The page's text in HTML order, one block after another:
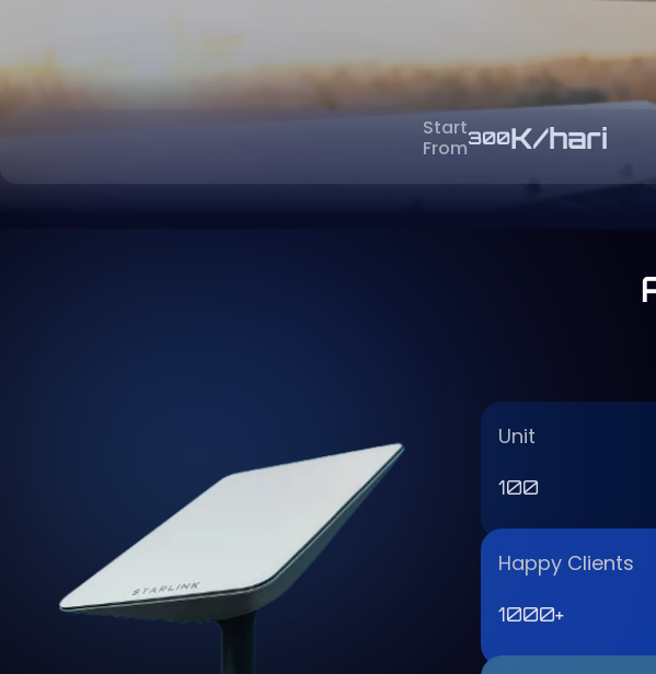
Start
From300K/hari
Unit
100
Happy Clients
1000+